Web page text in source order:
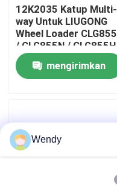
Kontrol kualitas
Hubungi kami
Kasus
12K2035 Katup Multi-
way Untuk LIUGONG
Wheel Loader CLG855
/ CLG855N / CLG855H
CLG856 / CLG856H
CLG50CN / CLG50C
mengirimkan
Wendy